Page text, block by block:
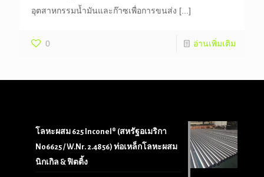
อุตสาหกรรมน้ำมันและก๊าซเพื่อการขนส่ง [...]
0 อ่านเพิ่มเติม
โลหะผสม 625 Inconel® (สหรัฐอเมริกา
N06625 / W.Nr. 2.4856) ท่อเหล็กโลหะผสม
นิกเกิล & ฟิตติ้ง